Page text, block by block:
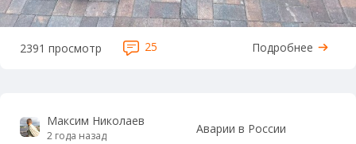
2391 просмотр 25 Подробнее
Максим Николаев
2 года назад Аварии в России